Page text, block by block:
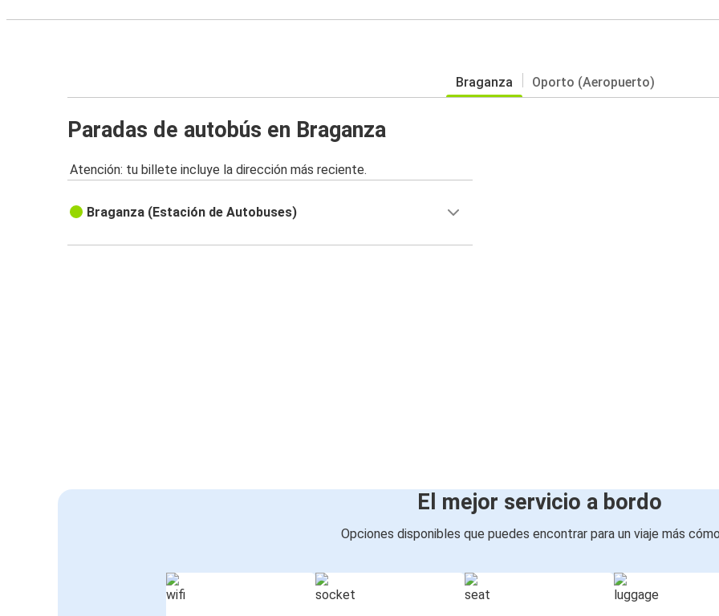
Braganza Oporto (Aeropuerto)
Paradas de autobús en Braganza
Atención: tu billete incluye la dirección más reciente.
Braganza (Estación de Autobuses)
El mejor servicio a bordo
Opciones disponibles que puedes encontrar para un viaje más